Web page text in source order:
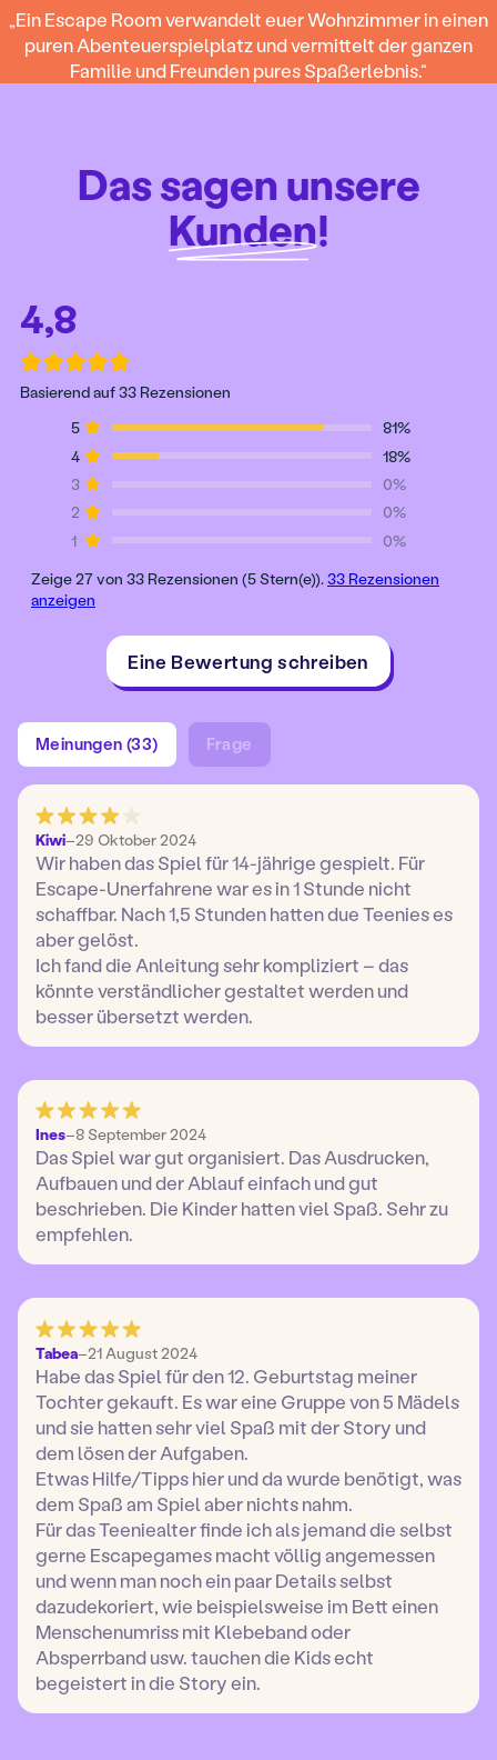
„Ein Escape Room verwandelt euer Wohnzimmer in einen
puren Abenteuerspielplatz und vermittelt der ganzen
Familie und Freunden pures Spaßerlebnis.“
Das sagen unsere
Kunden!
4,8
Basierend auf 33 Rezensionen
5
81%
4
18%
3
0%
2
0%
1
0%
Zeige 27 von 33 Rezensionen (5 Stern(e)).33 Rezensionen
anzeigen
Eine Bewertung schreiben
Meinungen (33) Frage
Kiwi–29 Oktober 2024
Wir haben das Spiel für 14-jährige gespielt. Für
Escape-Unerfahrene war es in 1 Stunde nicht
schaffbar. Nach 1,5 Stunden hatten due Teenies es
aber gelöst.
Ich fand die Anleitung sehr kompliziert – das
könnte verständlicher gestaltet werden und
besser übersetzt werden.
Ines–8 September 2024
Das Spiel war gut organisiert. Das Ausdrucken,
Aufbauen und der Ablauf einfach und gut
beschrieben. Die Kinder hatten viel Spaß. Sehr zu
empfehlen.
Tabea–21 August 2024
Habe das Spiel für den 12. Geburtstag meiner
Tochter gekauft. Es war eine Gruppe von 5 Mädels
und sie hatten sehr viel Spaß mit der Story und
dem lösen der Aufgaben.
Etwas Hilfe/Tipps hier und da wurde benötigt, was
dem Spaß am Spiel aber nichts nahm.
Für das Teeniealter finde ich als jemand die selbst
gerne Escapegames macht völlig angemessen
und wenn man noch ein paar Details selbst
dazudekoriert, wie beispielsweise im Bett einen
Menschenumriss mit Klebeband oder
Absperrband usw. tauchen die Kids echt
begeistert in die Story ein.